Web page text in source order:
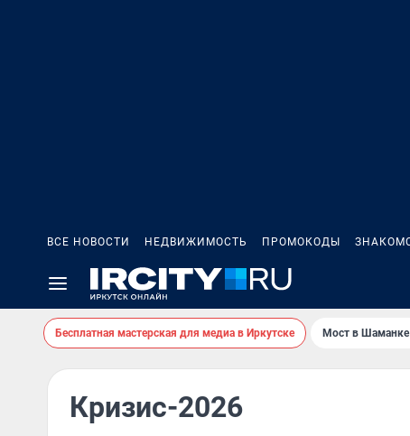
ВСЕ НОВОСТИ НЕДВИЖИМОСТЬ ПРОМОКОДЫ
Бесплатная мастерская для медиа в Иркутске Мост в
Кризис-2026